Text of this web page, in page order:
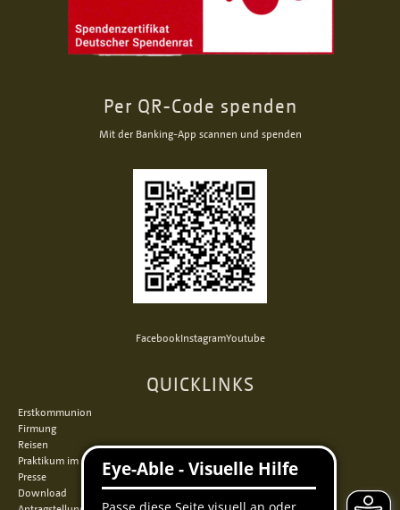
Per QR-Code spenden
Mit der Banking-App scannen und spenden
FacebookInstagramYoutube
QUICKLINKS
Erstkommunion
Firmung
Reisen
Praktikum im Norden
Presse
Download